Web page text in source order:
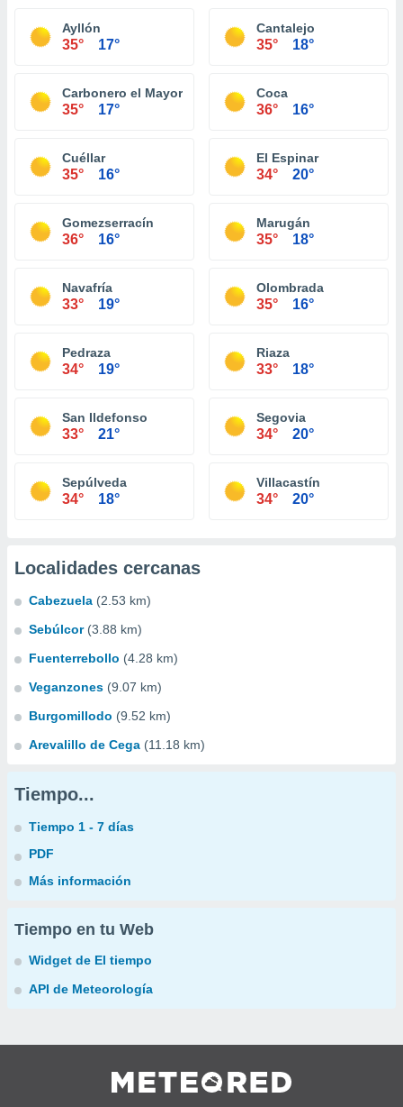
Ayllón
35° 17°
Cantalejo
35° 18°
Carbonero el Mayor
35° 17°
Coca
36° 16°
Cuéllar
35° 16°
El Espinar
34° 20°
Gomezserracín
36° 16°
Marugán
35° 18°
Navafría
33° 19°
Olombrada
35° 16°
Pedraza
34° 19°
Riaza
33° 18°
San Ildefonso
33° 21°
Segovia
34° 20°
Sepúlveda
34° 18°
Villacastín
34° 20°
Localidades cercanas
Cabezuela (2.53 km)
Sebúlcor (3.88 km)
Fuenterrebollo (4.28 km)
Veganzones (9.07 km)
Burgomillodo (9.52 km)
Arevalillo de Cega (11.18 km)
Tiempo...
Tiempo 1 - 7 días
PDF
Más información
Tiempo en tu Web
Widget de El tiempo
API de Meteorología